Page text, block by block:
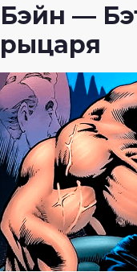
Бэйн —
рыцаря